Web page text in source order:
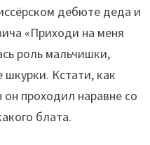
дебюте деда и
«Приходи на меня
роль мальчишки,
Кстати, как
проходил наравне со
блата.